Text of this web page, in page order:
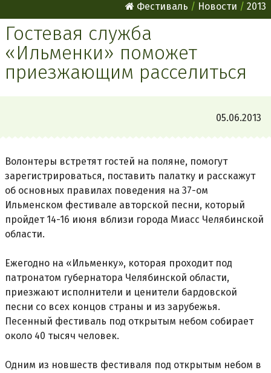
Фестиваль Новости 2013
Гостевая служба
«Ильменки» поможет
приезжающим расселиться
05.06.2013
Волонтеры встретят гостей на поляне, помогут
зарегистрироваться, поставить палатку и расскажут
об основных правилах поведения на 37-ом
Ильменском фестивале авторской песни, который
пройдет 14-16 июня вблизи города Миасс Челябинской
области.
Ежегодно на «Ильменку», которая проходит под
патронатом губернатора Челябинской области,
приезжают исполнители и ценители бардовской
песни со всех концов страны и из зарубежья.
Песенный фестиваль под открытым небом собирает
около 40 тысяч человек.
Одним из новшеств фестиваля под открытым небом в